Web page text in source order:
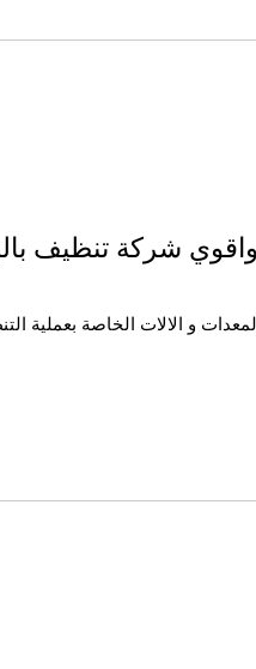
شركة تنظيف
و الالات الخاصة بعملية